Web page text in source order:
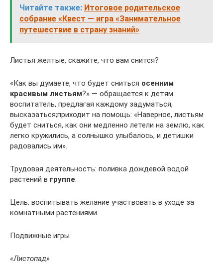
Читайте также: Итоговое родительское
собрание «Квест — игра «Занимательное
путешествие в страну знаний»
Листья желтые, скажите, что вам снится?
«Как вы думаете, что будет сниться осенним
красивым листьям?» — обращается к детям
воспитатель, предлагая каждому задуматься,
высказаться;приходит на помощь: «Наверное, листьям
будет сниться, как они медленно летели на землю, как
легко кружились, а солнышко улыбалось, и детишки
радовались им».
Трудовая деятельность: поливка дождевой водой
растений в группе.
Цель: воспитывать желание участвовать в уходе за
комнатными растениями.
Подвижные игры
«Листопад»